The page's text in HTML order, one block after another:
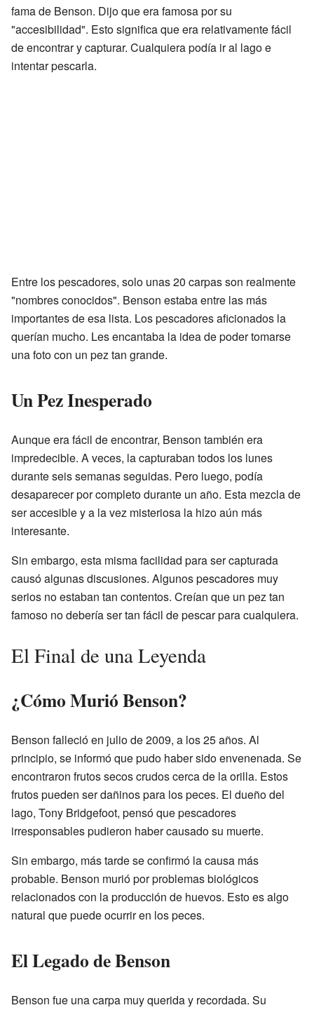
fama de Benson. Dijo que era famosa por su
"accesibilidad". Esto significa que era relativamente fácil
de encontrar y capturar. Cualquiera podía ir al lago e
intentar pescarla.
Entre los pescadores, solo unas 20 carpas son realmente
"nombres conocidos". Benson estaba entre las más
importantes de esa lista. Los pescadores aficionados la
querían mucho. Les encantaba la idea de poder tomarse
una foto con un pez tan grande.
Un Pez Inesperado
Aunque era fácil de encontrar, Benson también era
impredecible. A veces, la capturaban todos los lunes
durante seis semanas seguidas. Pero luego, podía
desaparecer por completo durante un año. Esta mezcla de
ser accesible y a la vez misteriosa la hizo aún más
interesante.
Sin embargo, esta misma facilidad para ser capturada
causó algunas discusiones. Algunos pescadores muy
serios no estaban tan contentos. Creían que un pez tan
famoso no debería ser tan fácil de pescar para cualquiera.
El Final de una Leyenda
¿Cómo Murió Benson?
Benson falleció en julio de 2009, a los 25 años. Al
principio, se informó que pudo haber sido envenenada. Se
encontraron frutos secos crudos cerca de la orilla. Estos
frutos pueden ser dañinos para los peces. El dueño del
lago, Tony Bridgefoot, pensó que pescadores
irresponsables pudieron haber causado su muerte.
Sin embargo, más tarde se confirmó la causa más
probable. Benson murió por problemas biológicos
relacionados con la producción de huevos. Esto es algo
natural que puede ocurrir en los peces.
El Legado de Benson
Benson fue una carpa muy querida y recordada. Su